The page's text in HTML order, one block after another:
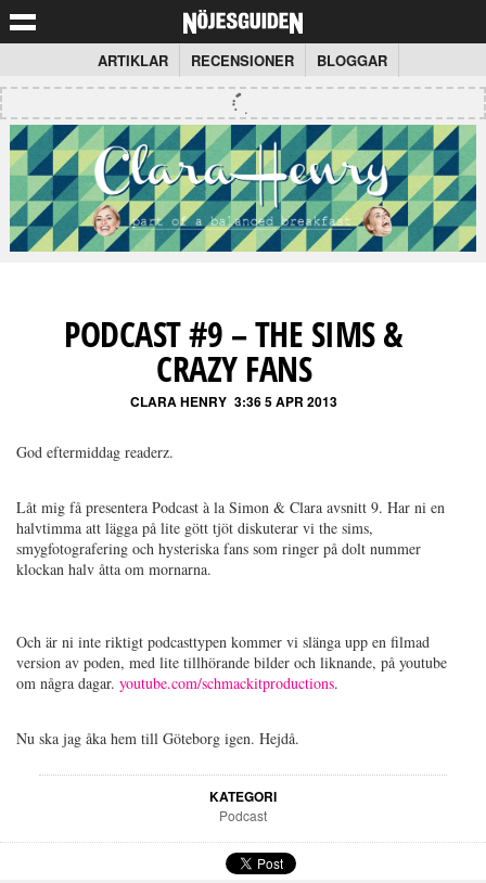
ARTIKLAR RECENSIONER BLOGGAR
PODCAST #9 – THE SIMS &
CRAZY FANS
CLARA HENRY 3:36 5 APR 2013
God eftermiddag readerz.
Låt mig få presentera Podcast à la Simon & Clara avsnitt 9. Har ni en
halvtimma att lägga på lite gött tjöt diskuterar vi the sims,
smygfotografering och hysteriska fans som ringer på dolt nummer
klockan halv åtta om mornarna.
Och är ni inte riktigt podcasttypen kommer vi slänga upp en filmad
version av poden, med lite tillhörande bilder och liknande, på youtube
om några dagar. youtube.com/schmackitproductions.
Nu ska jag åka hem till Göteborg igen. Hejdå.
KATEGORI
Podcast